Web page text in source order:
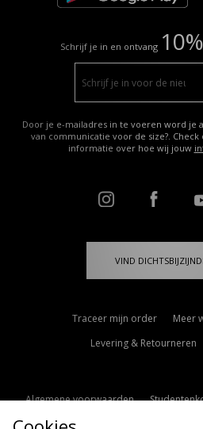
Schrijf je in en ontvang
Door je e-mailadres in te voeren word je
van communicatie voor de size?.
informatie over hoe wij jouw
VIND
Traceer mijn order
Meer
Levering & Retourneren
Algemene voorwaarden
Cookie Instellingen